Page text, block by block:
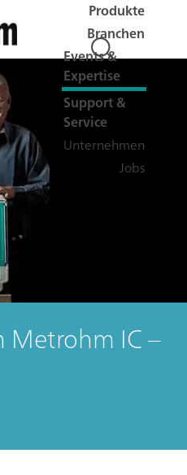
Produkte
Branchen
Events &
Expertise
Support &
Service
Unternehmen
Jobs
Metrohm IC –